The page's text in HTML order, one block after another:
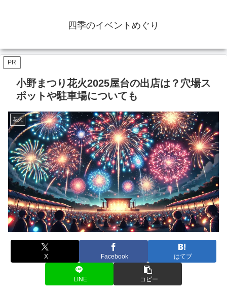
四季のイベントめぐり
PR
小野まつり花火2025屋台の出店は？穴場ス
ポットや駐車場についても
花火
X Facebook はてブ
LINE コピー